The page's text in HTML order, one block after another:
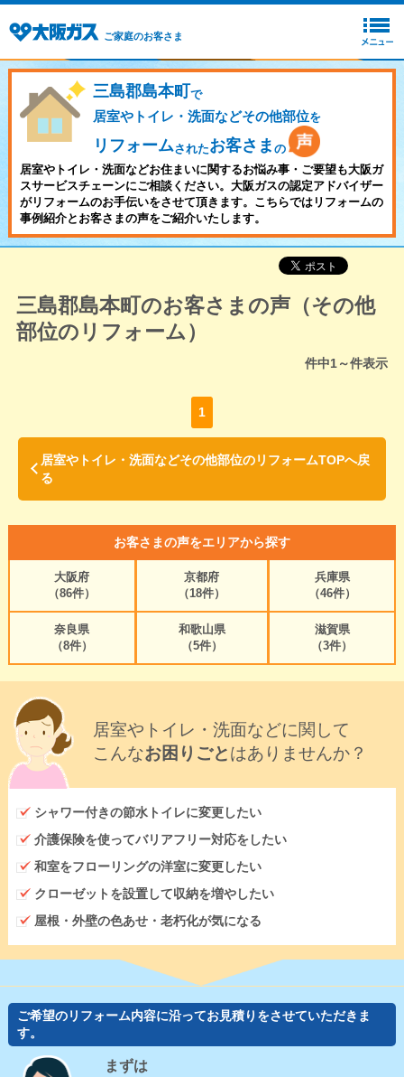
ご家庭のお客さま
三島郡島本町で
居室やトイレ・洗面などその他部位を
リフォームされたお客さま の
居室やトイレ・洗面などお住まいに関するお悩み事・ご要望も大阪ガ
スサービスチェーンにご相談ください。大阪ガスの認定アドバイザー
がリフォームのお手伝いをさせて頂きます。こちらではリフォームの
事例紹介とお客さまの声をご紹介いたします。
三島郡島本町のお客さまの声（その他
部位のリフォーム）
件中1～件表示
1
居室やトイレ・洗面などその他部位のリフォームTOPへ戻
る
お客さまの声をエリアから探す
大阪府
（86件）
京都府
（18件）
兵庫県
（46件）
奈良県
（8件）
和歌山県
（5件）
滋賀県
（3件）
居室やトイレ・洗面などに関して
こんなお困りごとはありませんか？
シャワー付きの節水トイレに変更したい
介護保険を使ってバリアフリー対応をしたい
和室をフローリングの洋室に変更したい
クローゼットを設置して収納を増やしたい
屋根・外壁の色あせ・老朽化が気になる
ご希望のリフォーム内容に沿ってお見積りをさせていただきま
す。
まずは